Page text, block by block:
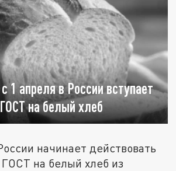
1 апреля в России вступает
на белый хлеб
начинает действовать
на белый хлеб из